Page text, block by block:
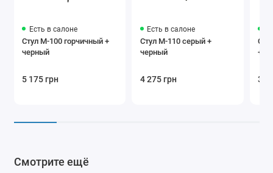
Есть в салоне
Стул M-100 горчичный +
черный
5 175 грн
Есть в салоне
Стул M-110 серый +
черный
4 275 грн
+
3
Смотрите ещё